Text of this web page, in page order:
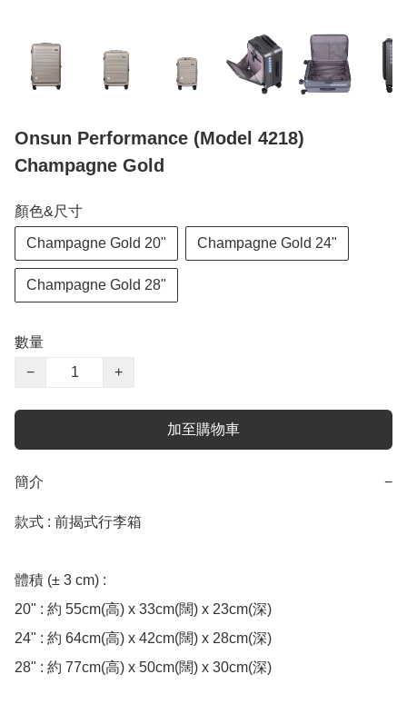
Onsun Performance (Model 4218)
Champagne Gold
顏色&尺寸
Champagne Gold 20" Champagne Gold 24"
Champagne Gold 28"
數量
−
+
加至購物車
簡介 −
款式 : 前揭式行李箱
體積 (± 3 cm) :
20" : 約 55cm(高) x 33cm(闊) x 23cm(深)
24" : 約 64cm(高) x 42cm(闊) x 28cm(深)
28" : 約 77cm(高) x 50cm(闊) x 30cm(深)